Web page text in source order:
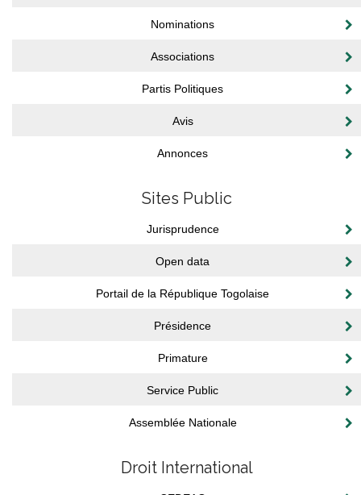
Nominations
Associations
Partis Politiques
Avis
Annonces
Sites Public
Jurisprudence
Open data
Portail de la République Togolaise
Présidence
Primature
Service Public
Assemblée Nationale
Droit International